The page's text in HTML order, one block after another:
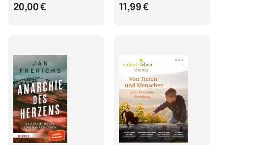
20,00 € 11,99 €